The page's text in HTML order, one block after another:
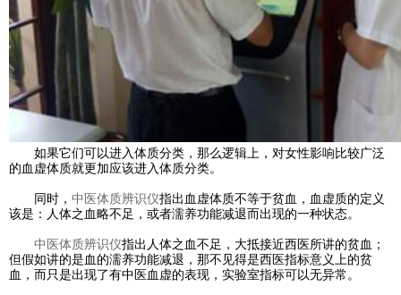
如果它们可以进入体质分类，那么逻辑上，对女性影响比较广泛
的血虚体质就更加应该进入体质分类。
同时， 中医体质辨识仪指出血虚体质不等于贫血，血虚质的定义
该是：人体之血略不足，或者濡养功能减退而出现的一种状态。
中医体质辨识仪指出人体之血不足，大抵接近西医所讲的贫血；
但假如讲的是血的濡养功能减退，那不见得是西医指标意义上的贫
血，而只是出现了有中医血虚的表现，实验室指标可以无异常。